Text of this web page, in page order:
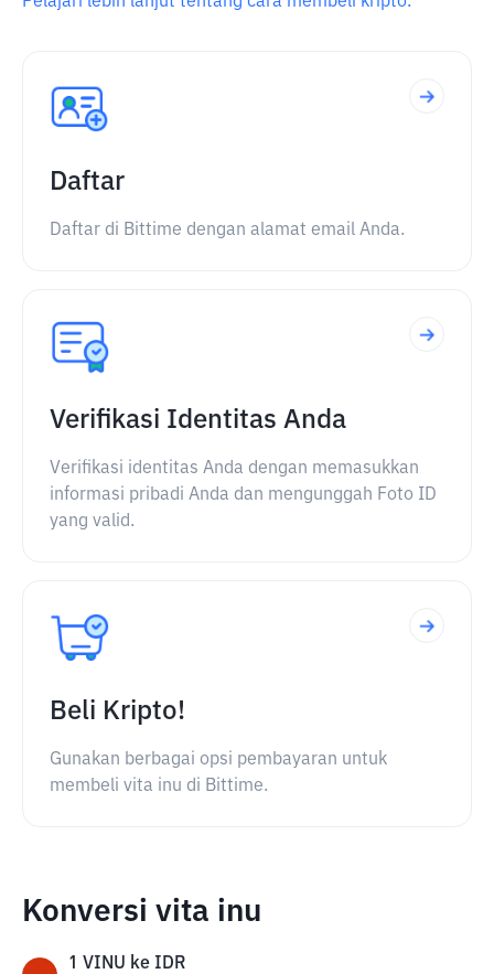
Daftar
Daftar di Bittime dengan alamat email Anda.
Verifikasi Identitas Anda
Verifikasi identitas Anda dengan memasukkan
informasi pribadi Anda dan mengunggah Foto ID
yang valid.
Beli Kripto!
Gunakan berbagai opsi pembayaran untuk
membeli vita inu di Bittime.
Konversi vita inu
1 VINU ke IDR